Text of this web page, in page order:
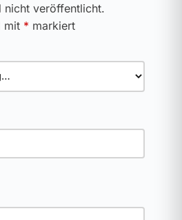
nicht veröffentlicht.
mit * markiert